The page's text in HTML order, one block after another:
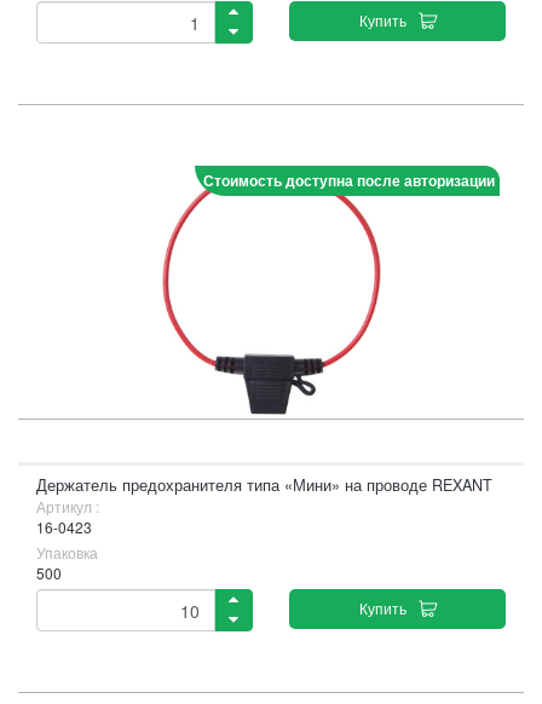
Купить
Стоимость доступна после авторизации
Держатель предохранителя типа «Мини» на проводе REXANT
Артикул :
16-0423
Упаковка
500
Купить